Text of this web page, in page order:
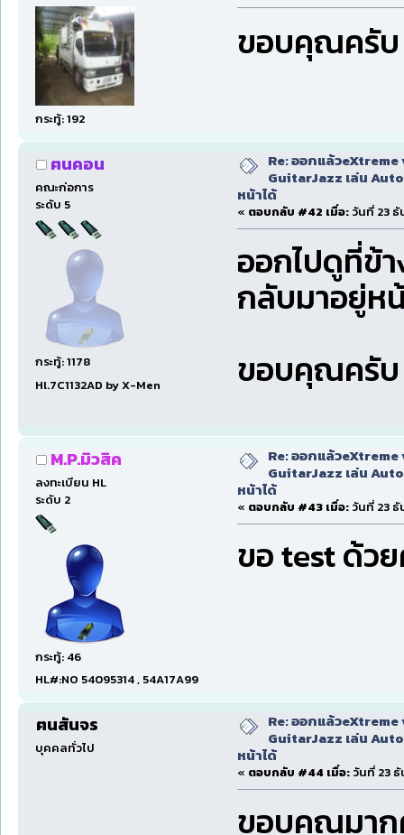
กระทู้: 192
ขอบคุณครั
ฅนคอน
คณะก่อการ
ระดับ 5
กระทู้: 1178
Hl.7C1132AD by X-Men
Re: ออกแล้ว
GuitarJazz เล่น
หน้าได้
« ตอบกลับ #42 เมื่อ: วันที่ 23 ธั
ออกไปดูที่ข้
กลับมาอยู่ห
ขอบคุณครับ
M.P.มิวสิค
ลงทะเบียน HL
ระดับ 2
กระทู้: 46
HL#:NO 54095314 , 54A17A99
Re: ออกแล้ว
GuitarJazz เล่น
หน้าได้
« ตอบกลับ #43 เมื่อ: วันที่ 23 ธั
ขอ test ด้ว
ฅนสันจร
บุคคลทั่วไป
Re: ออกแล้ว
GuitarJazz เล่น
หน้าได้
« ตอบกลับ #44 เมื่อ: วันที่ 23 ธั
ขอบคุณมาก